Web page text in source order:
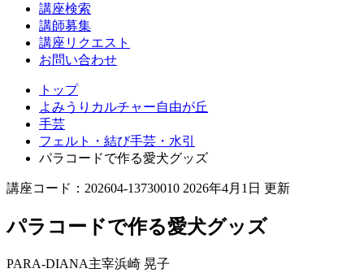
講座検索
講師募集
講座リクエスト
お問い合わせ
トップ
よみうりカルチャー自由が丘
手芸
フェルト・結び手芸・水引
パラコードで作る愛犬グッズ
講座コード：202604-13730010 2026年4月1日 更新
パラコードで作る愛犬グッズ
PARA-DIANA主宰浜崎 晃子